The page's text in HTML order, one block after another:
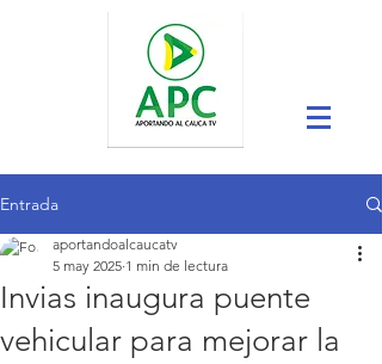
Entrada
Invias inaugura puente
vehicular para mejorar la
aportandoalcaucatv
5 may 2025 1 min de lectura